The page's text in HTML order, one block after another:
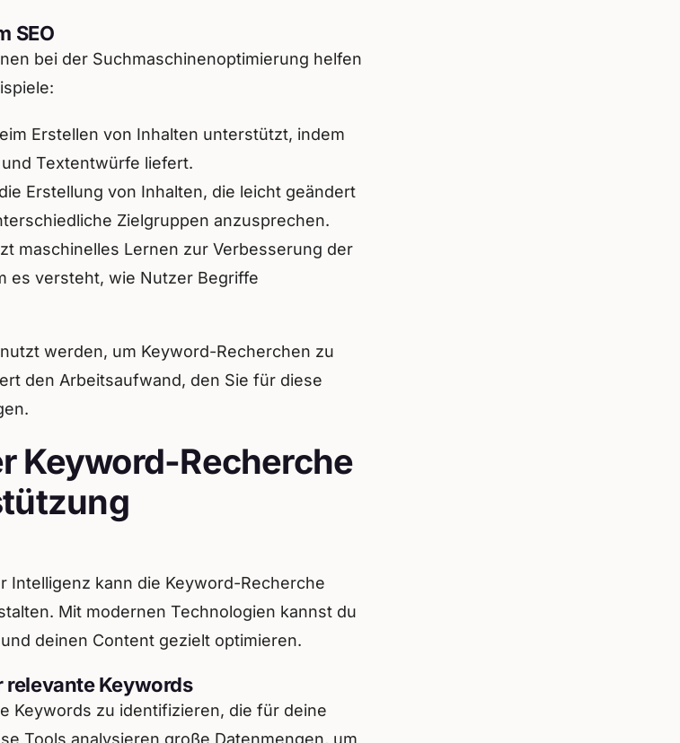
SEO
bei der Suchmaschinenoptimierung helfen
Erstellen von Inhalten unterstützt, indem
Textentwürfe liefert.
Erstellung von Inhalten, die leicht geändert
Zielgruppen anzusprechen.
maschinelles Lernen zur Verbesserung der
es versteht, wie Nutzer Begriffe
werden, um Keyword-Recherchen zu
den Arbeitsaufwand, den Sie für diese
Keyword-Recherche
Intelligenz kann die Keyword-Recherche
Mit modernen Technologien kannst du
deinen Content gezielt optimieren.
Keywords
Keywords zu identifizieren, die für deine
Tools analysieren große Datenmengen, um